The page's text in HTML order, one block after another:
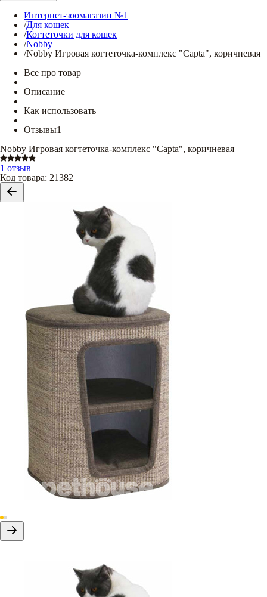
Интернет-зоомагазин №1
/Для кошек
/Когтеточки для кошек
/Nobby
/Nobby Игровая когтеточка-комплекс "Capta", коричневая
Все про товар
Описание
Как использовать
Отзывы1
Nobby Игровая когтеточка-комплекс "Capta", коричневая
1 отзыв
Код товара: 21382